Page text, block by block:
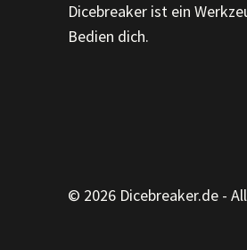
Dicebreaker ist ein
Bedien dich.
© 2026 Dicebreaker.de -